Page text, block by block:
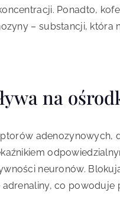
Ponadto,
– substancji,
na
adenozynowych,
neuronów.
co powoduje